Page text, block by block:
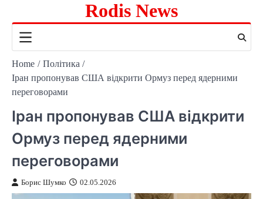
content
Rodis News
Home
Політика
Іран пропонував США відкрити Ормуз перед ядерними
переговорами
Іран пропонував США відкрити
Ормуз перед ядерними
переговорами
Борис Шумко 02.05.2026